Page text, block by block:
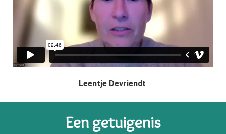
Leentje Devriendt
Een getuigenis